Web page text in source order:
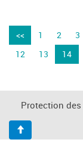
<< 1 2 3
12
13 14
Protection